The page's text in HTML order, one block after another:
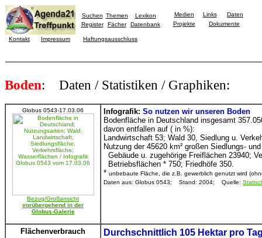
Suchen Themen
Lexikon
Register
Fächer Datenbank
Medien Links
Daten
Projekte
Dokumente
Kontakt Impressum Haftungsausschluss
Boden: Daten / Statistiken / Graphiken:
Globus 0543-17.03.06
Bezug/Großansicht
vorübergehend in der
Globus-Galerie
Infografik: So nutzen wir unseren Boden
Bodenfläche in Deutschland insgesamt
davon entfallen auf ( in %):
Landwirtschaft 53; Wald 30, Siedlung u.
Nutzung der 45620 km² großen Siedlungs-
Gebäude u. zugehörige Freiflächen 23940;
Betriebsflächen * 750; Friedhöfe 350.
* unbebaute Fläche, die z.B. gewerblich genutzt wird
Daten aus: Globus 0543; Stand: 2004; Quelle:
Flächenverbrauch
Durchschnittlich 105 Hektar pro